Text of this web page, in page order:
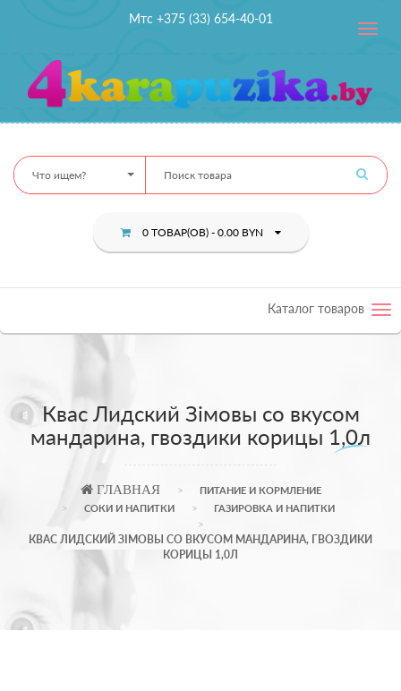
Мтс +375 (33) 654-40-01
Toggle
Что ищем?
0 ТОВАР(ОВ) - 0.00 BYN
Каталог товаров
Квас Лидский Зiмовы со вкусом
мандарина, гвоздики корицы 1,0л
ГЛАВНАЯ
ПИТАНИЕ И КОРМЛЕНИЕ
СОКИ И НАПИТКИ
ГАЗИРОВКА И НАПИТКИ
КВАС ЛИДСКИЙ ЗIМОВЫ СО ВКУСОМ МАНДАРИНА, ГВОЗДИКИ
КОРИЦЫ 1,0Л